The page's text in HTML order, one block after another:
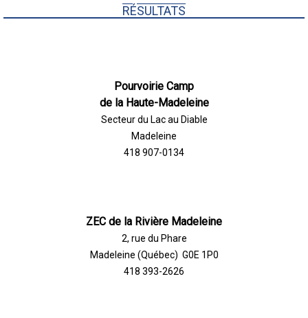
RÉSULTATS
Pourvoirie Camp
de la Haute-Madeleine
Secteur du Lac au Diable
Madeleine
418 907-0134
ZEC de la Rivière Madeleine
2, rue du Phare
Madeleine (Québec) G0E 1P0
418 393-2626